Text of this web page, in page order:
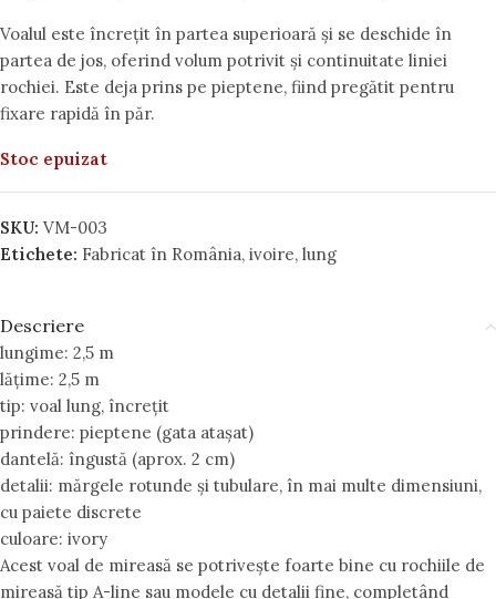
Voalul este încrețit în partea superioară și se deschide în
partea de jos, oferind volum potrivit și continuitate liniei
rochiei. Este deja prins pe pieptene, fiind pregătit pentru
fixare rapidă în păr.
Stoc epuizat
SKU: VM-003
Etichete: Fabricat în România, ivoire, lung
Descriere
lungime: 2,5 m
lățime: 2,5 m
tip: voal lung, încrețit
prindere: pieptene (gata atașat)
dantelă: îngustă (aprox. 2 cm)
detalii: mărgele rotunde și tubulare, în mai multe dimensiuni,
cu paiete discrete
culoare: ivory
Acest voal de mireasă se potrivește foarte bine cu rochiile de
mireasă tip A-line sau modele cu detalii fine, completând